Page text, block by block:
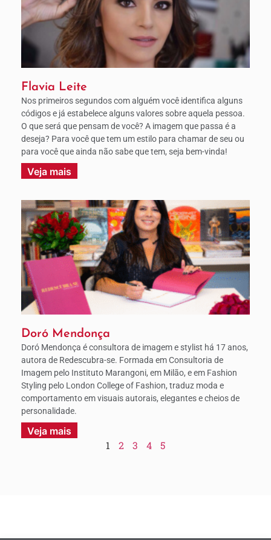
Flavia Leite
Nos primeiros segundos com alguém você identifica alguns
códigos e já estabelece alguns valores sobre aquela pessoa.
O que será que pensam de você? A imagem que passa é a
deseja? Para você que tem um estilo para chamar de seu ou
para você que ainda não sabe que tem, seja bem-vinda!
Veja mais
Doró Mendonça
Doró Mendonça é consultora de imagem e stylist há 17 anos,
autora de Redescubra-se. Formada em Consultoria de
Imagem pelo Instituto Marangoni, em Milão, e em Fashion
Styling pelo London College of Fashion, traduz moda e
comportamento em visuais autorais, elegantes e cheios de
personalidade.
Veja mais
1 2 3 4 5